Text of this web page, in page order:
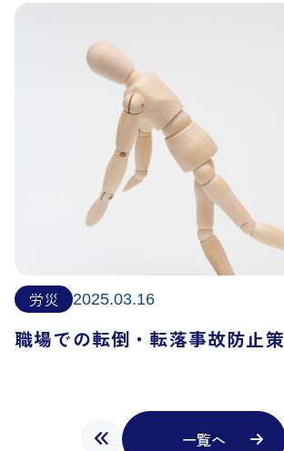
労災 2025.03.16
職場での転倒・転落事故防止策
一覧へ